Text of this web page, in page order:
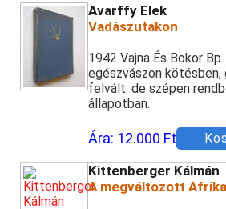
Avarffy Elek
Vadászutakon
1942 Vajna És Bokor
egészvászon kötésben,
felvált. de szépen
állapotban.
Ára: 12.000 Ft
Kittenberger Kálmán
A megváltozott